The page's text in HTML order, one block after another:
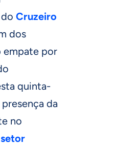
Cruzeiro
dos
empate por
quinta-
da
no